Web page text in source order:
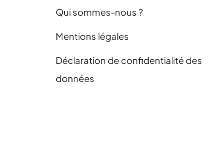
Qui sommes-nous ?
Mentions légales
Déclaration de confidentialité des
données